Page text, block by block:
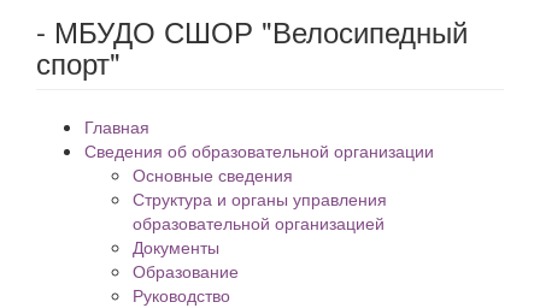
- МБУДО СШОР "Велосипедный
спорт"
Главная
Сведения об образовательной организации
Основные сведения
Структура и органы управления
образовательной организацией
Документы
Образование
Руководство